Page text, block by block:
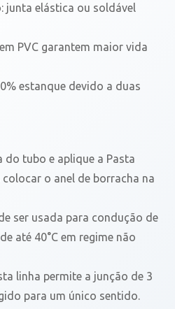
junta elástica ou soldável
PVC garantem maior vida
estanque devido a duas
do tubo e aplique a Pasta
o anel de borracha na
ser usada para condução de
até 40°C em regime não
linha permite a junção de 3
para um único sentido.